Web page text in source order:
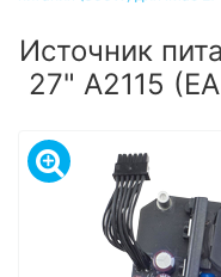
Источник
27" A2115